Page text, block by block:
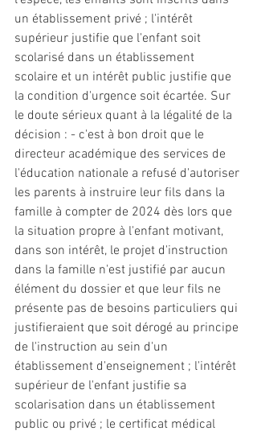
un établissement privé ; l'intérêt
supérieur justifie que l'enfant soit
scolarisé dans un établissement
scolaire et un intérêt public justifie que
la condition d'urgence soit écartée. Sur
le doute sérieux quant à la légalité de la
décision : - c'est à bon droit que le
directeur académique des services de
l'éducation nationale a refusé d'autoriser
les parents à instruire leur fils dans la
famille à compter de 2024 dès lors que
la situation propre à l'enfant motivant,
dans son intérêt, le projet d'instruction
dans la famille n'est justifié par aucun
élément du dossier et que leur fils ne
présente pas de besoins particuliers qui
justifieraient que soit dérogé au principe
de l'instruction au sein d'un
établissement d'enseignement ; l'intérêt
supérieur de l'enfant justifie sa
scolarisation dans un établissement
public ou privé ; le certificat médical